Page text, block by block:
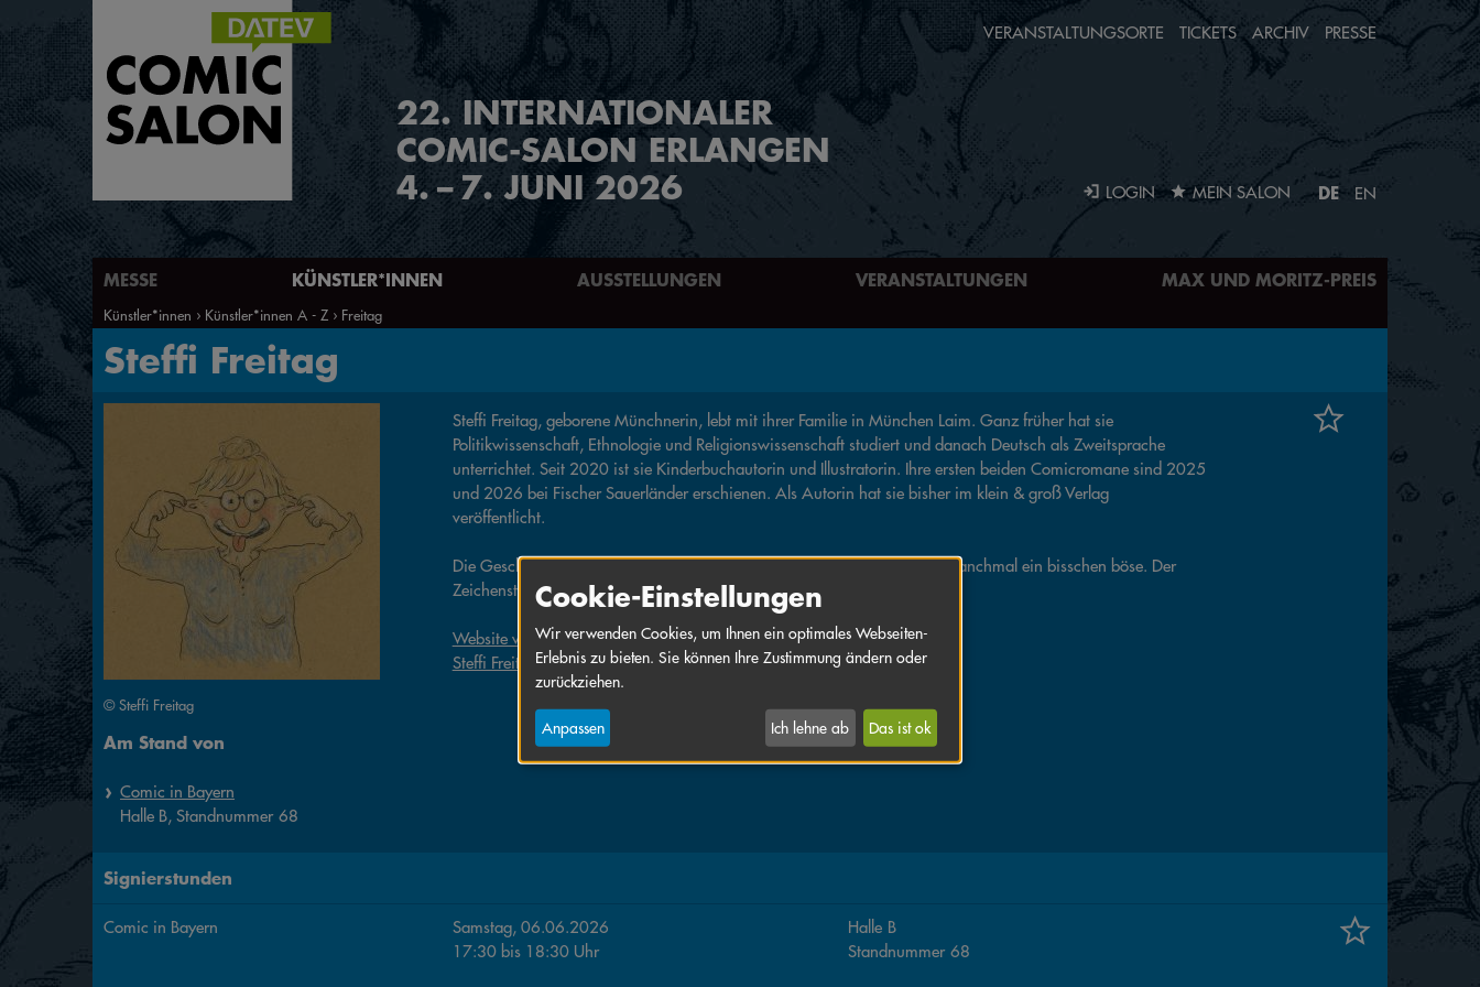
22. INTERNATIONALER
COMIC-SALON ERLANGEN
4. –7. JUNI 2026 LOGIN MEIN SALON DE EN
MESSE KÜNSTLER*INNEN AUSSTELLUNGEN VERANSTALTUNGEN MAX UND MORITZ-PREIS
VERANSTALTUNGSORTE TICKETS ARCHIV PRESSE
Künstler*innen Künstler*innen A - Z Freitag
Steffi Freitag
© Steffi Freitag
Am Stand von
Comic in Bayern
Halle B, Standnummer 68
Steffi Freitag, geborene Münchnerin, lebt mit ihrer Familie in München Laim. Ganz früher hat sie
Politikwissenschaft, Ethnologie und Religionswissenschaft studiert und danach Deutsch als Zweitsprache
unterrichtet. Seit 2020 ist sie Kinderbuchautorin und Illustratorin. Ihre ersten beiden Comicromane sind 2025
und 2026 bei Fischer Sauerländer erschienen. Als Autorin hat sie bisher im klein & groß Verlag
veröffentlicht.
Die Geschichten sind unkonventionell, lustig, schräg, sozialkritisch und manchmal ein bisschen böse. Der
Zeichenstil: krakelig, schnell, schnörkellos, mit viel Mimik und Gestik.
Website von Steffi Freitag
Steffi Freitag bei Instagram
Signierstunden
Comic in Bayern
Samstag, 06.06.2026
17:30bis 18:30Uhr
Halle B
Standnummer 68
Cookie-Einstellungen
Wir verwenden Cookies, um Ihnen ein optimales Webseiten-
Erlebnis zu bieten. Sie können Ihre Zustimmung ändern oder
zurückziehen.
Anpassen Ich lehne ab Das ist ok